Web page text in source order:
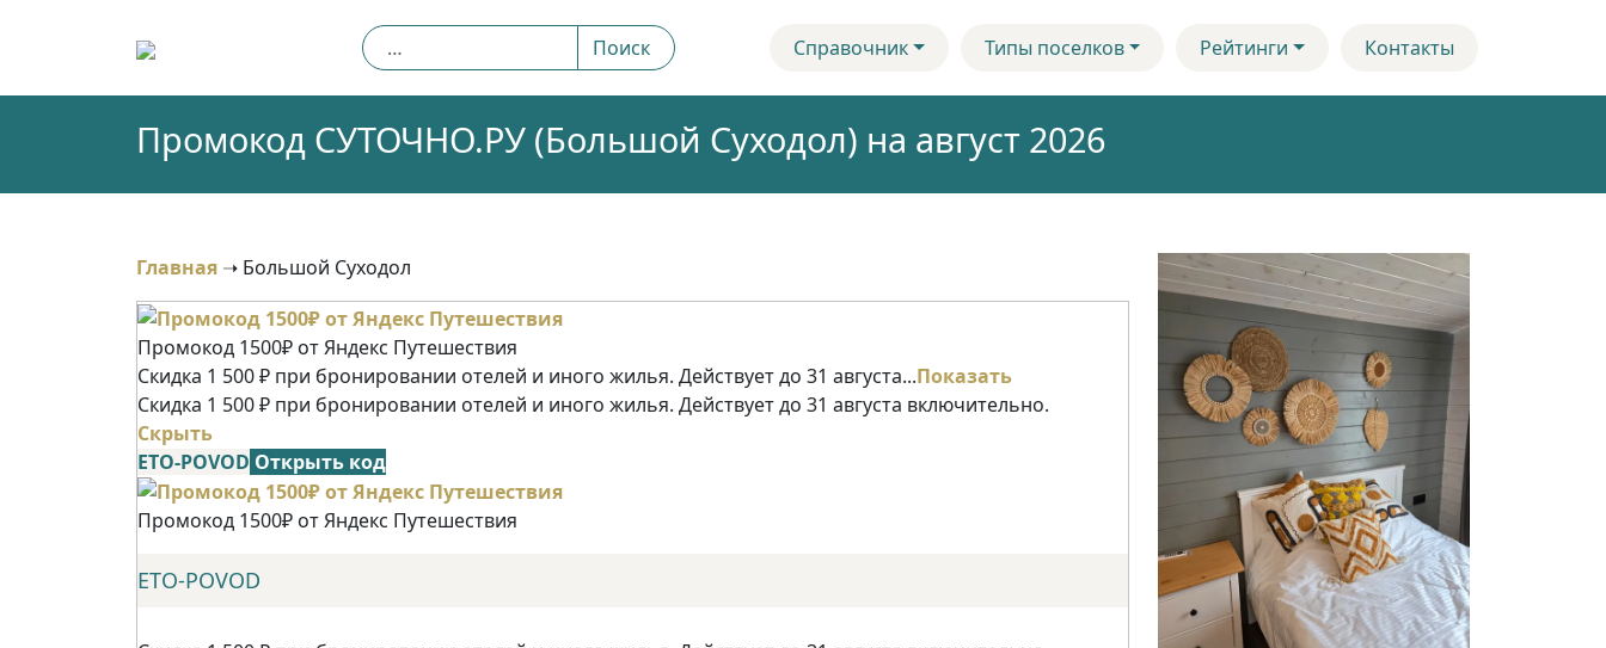
Найти: Поиск Справочник Типы поселков Рейтинги Контакты
Промокод СУТОЧНО.РУ (Большой Суходол) на август 2026
Главная ➝ Большой Суходол
Промокод 1500₽ от Яндекс Путешествия
Скидка 1 500 ₽ при бронировании отелей и иного жилья. Действует до 31 августа...Показать
Скидка 1 500 ₽ при бронировании отелей и иного жилья. Действует до 31 августа включительно.
Скрыть
ETO-POVOD Открыть код
Промокод 1500₽ от Яндекс Путешествия
ETO-POVOD